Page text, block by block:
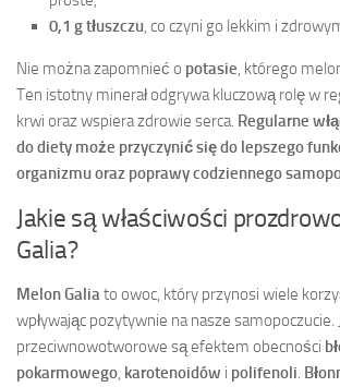
0,1 g tłuszczu, co czyni go lekkim i
Nie można zapomnieć o potasie, którego
Ten istotny minerał odgrywa kluczową rolę w
krwi oraz wspiera zdrowie serca. Regularne
do diety może przyczynić się do lepszego
organizmu oraz poprawy codziennego
Jakie są właściwości
Galia?
Melon Galiato owoc, który przynosi wiele
wpływając pozytywnie na nasze samopoczucie.
przeciwnowotworowe są efektem obecności
pokarmowego, karotenoidów i polifenoli.